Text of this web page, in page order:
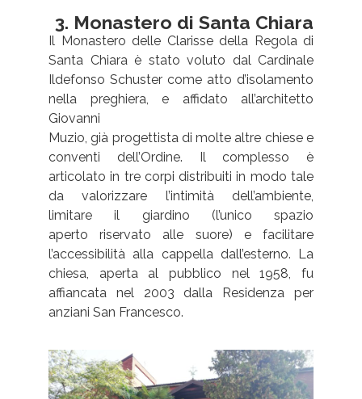
3. Monastero di Santa Chiara
Il Monastero delle Clarisse della Regola di
Santa Chiara è stato voluto dal Cardinale
Ildefonso Schuster come atto d’isolamento
nella preghiera, e affidato all’architetto
Giovanni
Muzio, già progettista di molte altre chiese e
conventi dell’Ordine. Il complesso è
articolato in tre corpi distribuiti in modo tale
da valorizzare l’intimità dell’ambiente,
limitare il giardino (l’unico spazio
aperto riservato alle suore) e facilitare
l’accessibilità alla cappella dall’esterno. La
chiesa, aperta al pubblico nel 1958, fu
affiancata nel 2003 dalla Residenza per
anziani San Francesco.